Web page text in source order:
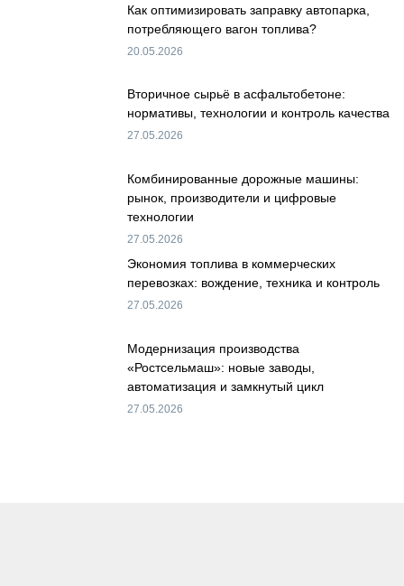
Как оптимизировать заправку автопарка,
потребляющего вагон топлива?
20.05.2026
Вторичное сырьё в асфальтобетоне:
нормативы, технологии и контроль качества
27.05.2026
Комбинированные дорожные машины:
рынок, производители и цифровые
технологии
27.05.2026
Экономия топлива в коммерческих
перевозках: вождение, техника и контроль
27.05.2026
Модернизация производства
«Ростсельмаш»: новые заводы,
автоматизация и замкнутый цикл
27.05.2026